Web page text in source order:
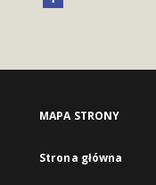
MAPA STRONY
Strona główna